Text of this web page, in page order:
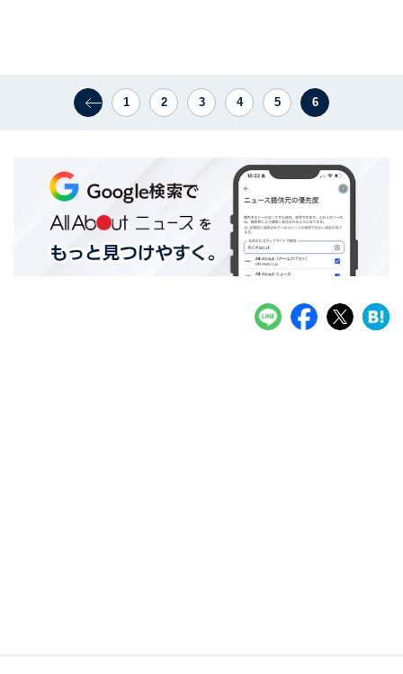
1 2 3 4 5 6